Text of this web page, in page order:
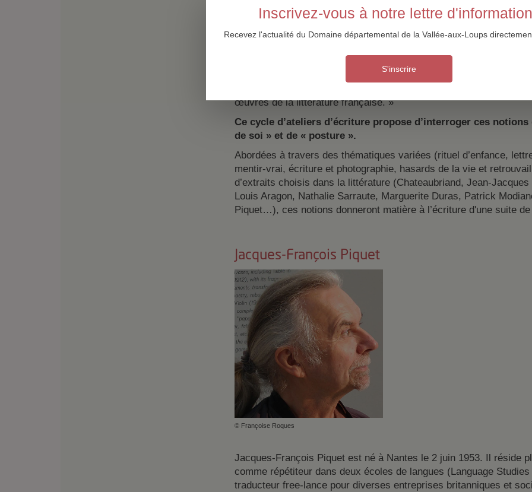
Inscrivez-vous à notre lettre d'information
Recevez l'actualité du Domaine départemental de la Vallée-aux-Loups
S'inscrire
soucieux de la vérité et voudrait nous faire accroire que la
vrai, la littérature induit une transformation du réel, a fortiori
l’auteur est amené à se réinventer. “Dès qu’on écrit sur soi, le
mélancolie, de misanthropie, d’incompréhension de la part des
œuvres de la littérature française. »
Ce cycle d’ateliers d’écriture propose d’interroger ces
de soi » et de « posture ».
Abordées à travers des thématiques variées (rituel d’enfance,
mentir-vrai, écriture et photographie, hasards de la vie et
d’extraits choisis dans la littérature (Chateaubriand, Jean-
Louis Aragon, Nathalie Sarraute, Marguerite Duras, Patrick
Piquet…), ces notions donneront matière à l’écriture d'une suite
Jacques-François Piquet
© Françoise Roques
Jacques-François Piquet est né à Nantes le 2 juin 1953. Il réside
comme répétiteur dans deux écoles de langues (Language
traducteur free-lance pour diverses entreprises britanniques et